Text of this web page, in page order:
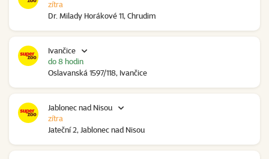
Dr. Milady Horákové 11, Chrudim
zítra
Ivančice
Oslavanská 1597/118, Ivančice
do 8 hodin
Jablonec nad Nisou
Jateční 2, Jablonec nad Nisou
zítra